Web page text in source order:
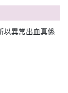
以異常出血真係